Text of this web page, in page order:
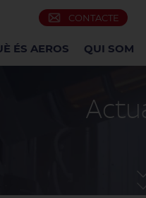
CONTACTE
ÉS AEROS QUI SOM